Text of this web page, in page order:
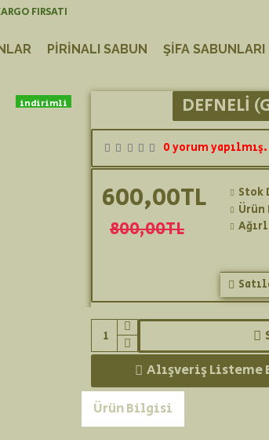
FIRSATI
PIRINALI SABUN ŞIFA SABUNLARI
indirimli
DEFNELI
0 yorum yapılmış.
600,00TL
800,00TL
Stok
Ürün
Alışveriş Listeme
Ürün Bilgisi